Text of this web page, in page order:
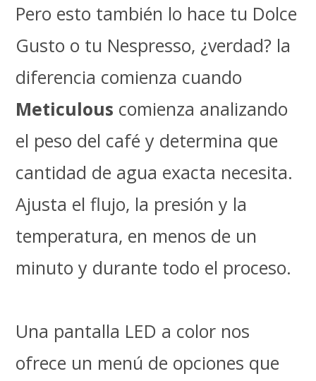
Pero esto también lo hace tu Dolce
Gusto o tu Nespresso, ¿verdad? la
diferencia comienza cuando
Meticulous comienza analizando
el peso del café y determina que
cantidad de agua exacta necesita.
Ajusta el flujo, la presión y la
temperatura, en menos de un
minuto y durante todo el proceso.
Una pantalla LED a color nos
ofrece un menú de opciones que